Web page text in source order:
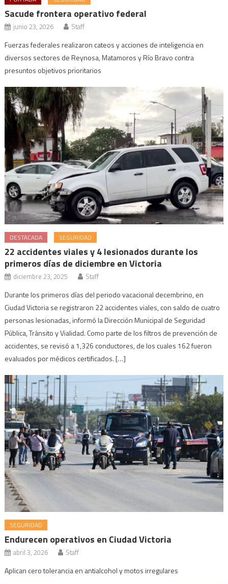
Sacude frontera operativo federal
junio 23, 2026 Staff
Fuerzas federales realizaron cateos y acciones de inteligencia en
diversos sectores de Reynosa, Matamoros y Río Bravo contra
presuntos objetivos prioritarios
DESTACADA SEGURIDAD
22 accidentes viales y 4 lesionados durante los
primeros días de diciembre en Victoria
diciembre 23, 2025 Staff
Durante los primeros días del periodo vacacional decembrino, en
Ciudad Victoria se registraron 22 accidentes viales, con saldo de cuatro
personas lesionadas, informó la Dirección Municipal de Seguridad
Pública, Tránsito y Vialidad. Como parte de los filtros de prevención de
accidentes, se revisó a 1,326 conductores, de los cuales 162 fueron
evaluados por médicos certificados. […]
SEGURIDAD
Endurecen operativos en Ciudad Victoria
abril 3, 2026 Staff
Aplican cero tolerancia en antialcohol y motos irregulares